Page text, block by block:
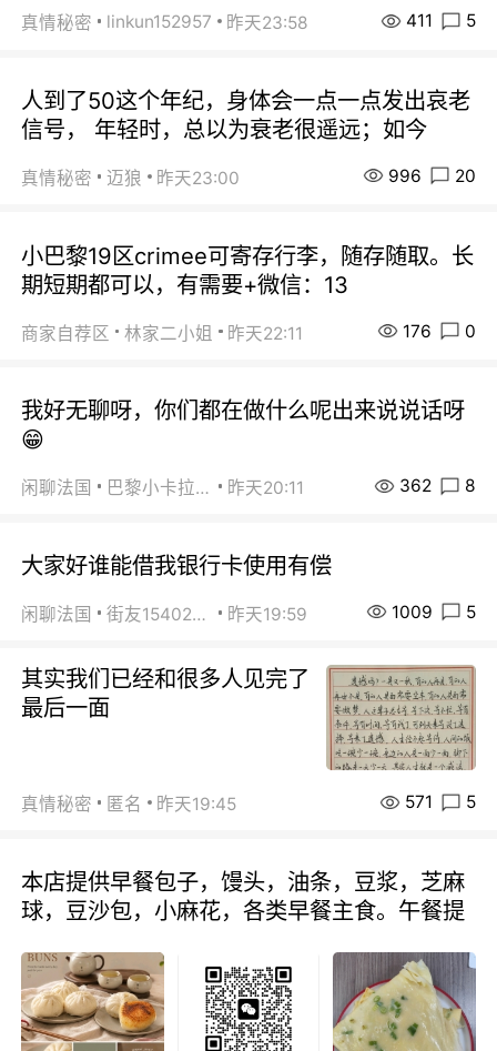
真情秘密 linkun152957 昨天23:58 411 5
人到了50这个年纪，身体会一点一点发出哀老
信号， 年轻时，总以为衰老很遥远；如今
真情秘密 迈狼 昨天23:00 996 20
小巴黎19区crimee可寄存行李，随存随取。长
期短期都可以，有需要+微信：13
商家自荐区 林家二小姐 昨天22:11 176 0
我好无聊呀，你们都在做什么呢出来说说话呀
😁
闲聊法国 巴黎小卡拉咪 昨天20:11 362 8
大家好谁能借我银行卡使用有偿
闲聊法国 街友15402223 昨天19:59 1009 5
其实我们已经和很多人见完了
最后一面
真情秘密 匿名 昨天19:45 571 5
本店提供早餐包子，馒头，油条，豆浆，芝麻
球，豆沙包，小麻花，各类早餐主食。午餐提